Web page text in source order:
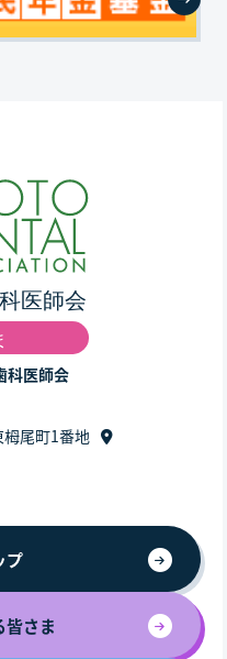
科医師会
尾町1番地
プ
皆さま